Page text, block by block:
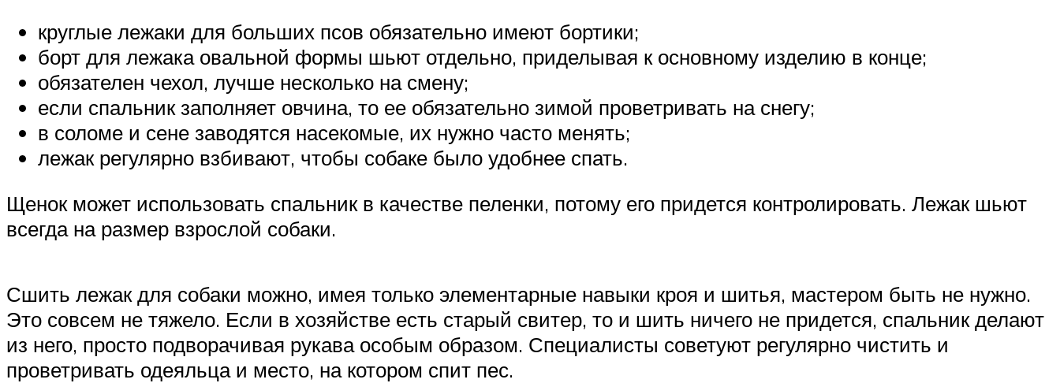
круглые лежаки для больших псов обязательно имеют бортики;
борт для лежака овальной формы шьют отдельно, приделывая к основному изделию в конце;
обязателен чехол, лучше несколько на смену;
если спальник заполняет овчина, то ее обязательно зимой проветривать на снегу;
в соломе и сене заводятся насекомые, их нужно часто менять;
лежак регулярно взбивают, чтобы собаке было удобнее спать.
Щенок может использовать спальник в качестве пеленки, потому его придется контролировать. Лежак шьют
всегда на размер взрослой собаки.
Сшить лежак для собаки можно, имея только элементарные навыки кроя и шитья, мастером быть не нужно.
Это совсем не тяжело. Если в хозяйстве есть старый свитер, то и шить ничего не придется, спальник делают
из него, просто подворачивая рукава особым образом. Специалисты советуют регулярно чистить и
проветривать одеяльца и место, на котором спит пес.